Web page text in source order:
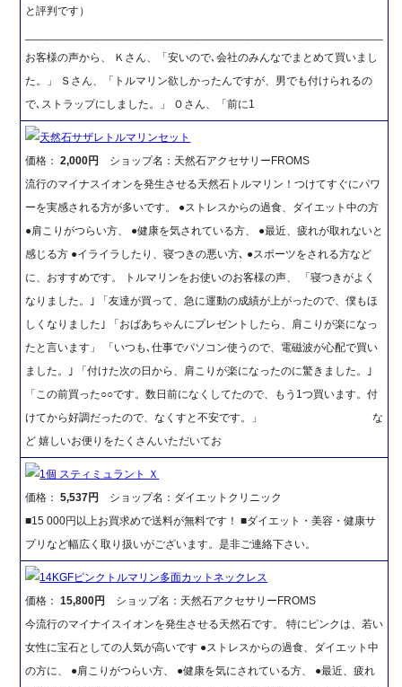
と評判です）
お客様の声から、 Ｋさん、「安いので､会社のみんなでまとめて買いまし
た。」 Ｓさん、「トルマリン欲しかったんですが、男でも付けられるの
で､ストラップにしました。」 Ｏさん、「前に1
天然石サザレトルマリンセット
価格：2,000円
ショップ名：天然石アクセサリーFROMS
流行のマイナスイオンを発生させる天然石トルマリン！つけてすぐにパワ
ーを実感される方が多いです。 ●ストレスからの過食、ダイエット中の方
●肩こりがつらい方、 ●健康を気されている方、 ●最近、疲れが取れないと
感じる方 ●イライラしたり、寝つきの悪い方､ ●スポーツをされる方など
に、おすすめです。 トルマリンをお使いのお客様の声、 「寝つきがよく
なりました。｣ 「友達が買って、急に運動の成績が上がったので、僕もほ
しくなりました｣ 「おばあちゃんにプレゼントしたら、肩こりが楽になっ
たと言います」 「いつも､仕事でパソコン使うので、電磁波が心配で買い
ました。｣ 「付けた次の日から、肩こりが楽になったのに驚きました。｣
「この前買った○○です。数日前になくしてたので、もう1つ買います。付
けてから好調だったので、なくすと不安です。」 な
ど 嬉しいお便りをたくさんいただいてお
1個 スティミュラント Ｘ
価格：5,537円
ショップ名：ダイエットクリニック
■15 000円以上お買求めで送料が無料です！ ■ダイエット・美容・健康サ
プリなど幅広く取り扱いがございます。是非ご連絡下さい。
14KGFピンクトルマリン多面カットネックレス
価格：15,800円
ショップ名：天然石アクセサリーFROMS
今流行のマイナイスイオンを発生させる天然石です。 特にピンクは、若い
女性に宝石としての人気が高いです ●ストレスからの過食、ダイエット中
の方に、 ●肩こりがつらい方、 ●健康を気にされている方、 ●最近、疲れ